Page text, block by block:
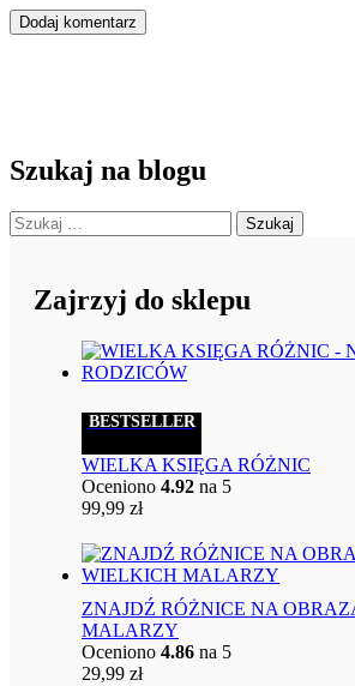
Szukaj na blogu
Szukaj:
Zajrzyj do sklepu
BESTSELLER
WIELKA KSIĘGA RÓŻNIC
Oceniono 4.92 na 5
99,99 zł
ZNAJDŹ RÓŻNICE NA
MALARZY
Oceniono 4.86 na 5
29,99 zł